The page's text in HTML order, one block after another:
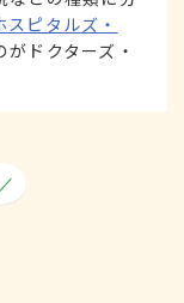
スピタルズ・
ドクターズ・